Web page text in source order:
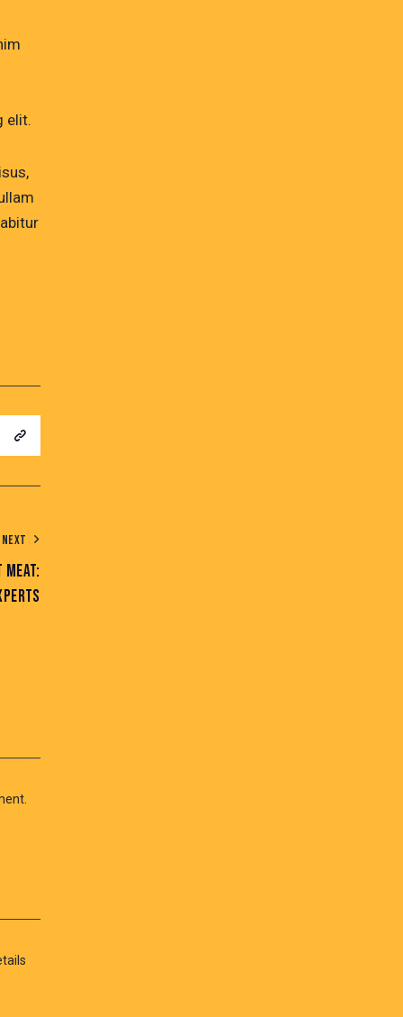
elit.
NEXT
MEAT: